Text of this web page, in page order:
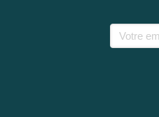
Votre email